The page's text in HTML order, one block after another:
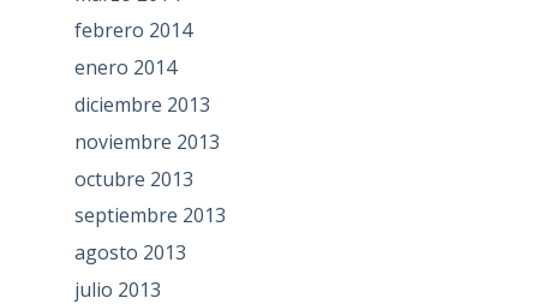
febrero 2014
enero 2014
diciembre 2013
noviembre 2013
octubre 2013
septiembre 2013
agosto 2013
julio 2013